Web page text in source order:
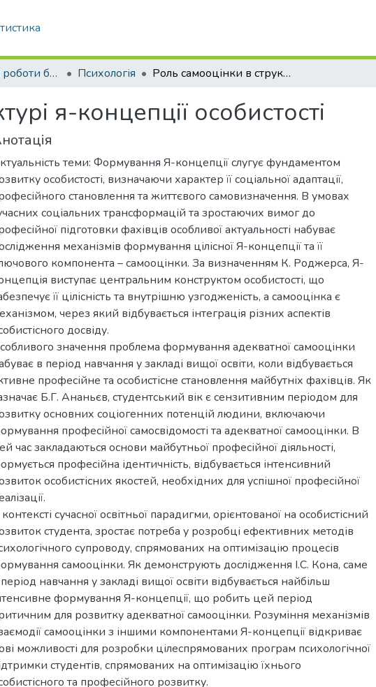
Кваліфікаційні роботи бакалаврів Психологія Роль самооцінки в структурі я-концепції особистості
я-концепції особистості
теми: Формування Я-концепції слугує фундаментом
особистості, визначаючи характер її соціальної адаптації,
становлення та життєвого самовизначення. В умовах
соціальних трансформацій та зростаючих вимог до
підготовки фахівців особливої актуальності набуває
механізмів формування цілісної Я-концепції та її
компонента – самооцінки. За визначенням К. Роджерса, Я-
виступає центральним конструктом особистості, що
її цілісність та внутрішню узгодженість, а самооцінка є
через який відбувається інтеграція різних аспектів
досвіду.
значення проблема формування адекватної самооцінки
в період навчання у закладі вищої освіти, коли відбувається
професійне та особистісне становлення майбутніх фахівців. Як
Б.Г. Ананьєв, студентський вік є сензитивним періодом для
основних соціогенних потенцій людини, включаючи
професійної самосвідомості та адекватної самооцінки. В
час закладаються основи майбутньої професійної діяльності,
професійна ідентичність, відбувається інтенсивний
особистісних якостей, необхідних для успішної професійної
сучасної освітньої парадигми, орієнтованої на особистісний
студента, зростає потреба у розробці ефективних методів
супроводу, спрямованих на оптимізацію процесів
самооцінки. Як демонструють дослідження І.С. Кона, саме
навчання у закладі вищої освіти відбувається найбільш
формування Я-концепції, що робить цей період
для розвитку адекватної самооцінки. Розуміння механізмів
самооцінки з іншими компонентами Я-концепції відкриває
можливості для розробки цілеспрямованих програм психологічної
студентів, спрямованих на оптимізацію їхнього
та професійного розвитку.